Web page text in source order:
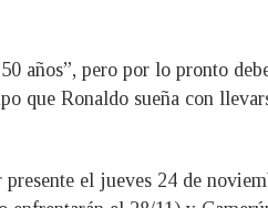
años”, pero por lo pronto
que Ronaldo sueña con
el jueves 24 de